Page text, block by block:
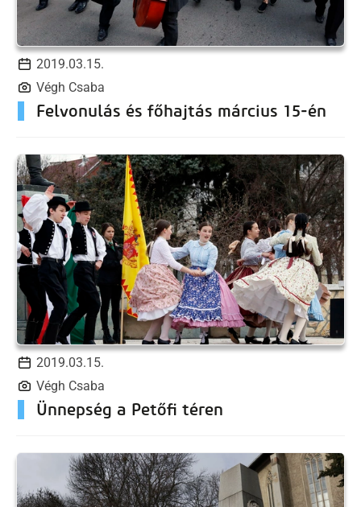
2019.03.15.
Végh Csaba
Felvonulás és főhajtás március 15-én
2019.03.15.
Végh Csaba
Ünnepség a Petőfi téren